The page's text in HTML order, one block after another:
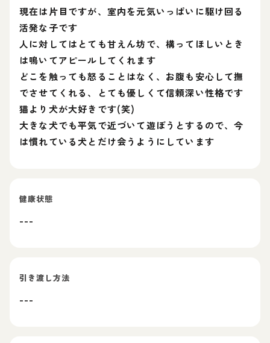
現在は片目ですが、室内を元気いっぱいに駆け回る
活発な子です
人に対してはとても甘えん坊で、構ってほしいとき
は鳴いてアピールしてくれます
どこを触っても怒ることはなく、お腹も安心して撫
でさせてくれる、とても優しくて信頼深い性格です
猫より犬が大好きです(笑)
大きな犬でも平気で近づいて遊ぼうとするので、今
は慣れている犬とだけ会うようにしています
健康状態
---
引き渡し方法
---